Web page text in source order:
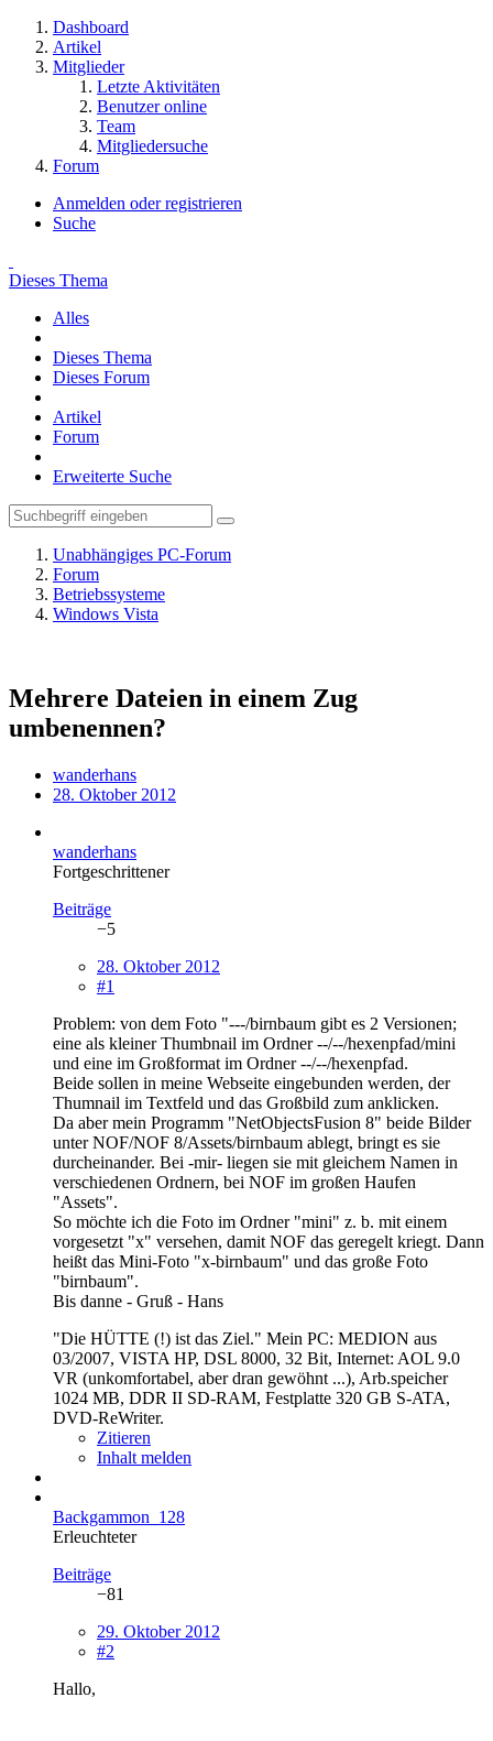
Dashboard
Artikel
Mitglieder
Letzte Aktivitäten
Benutzer online
Team
Mitgliedersuche
Forum
Anmelden oder registrieren
Suche
Dieses Thema
Alles
Dieses Thema
Dieses Forum
Artikel
Forum
Erweiterte Suche
Unabhängiges PC-Forum
Forum
Betriebssysteme
Windows Vista
Mehrere Dateien in einem Zug
umbenennen?
wanderhans
28. Oktober 2012
wanderhans
Fortgeschrittener
Beiträge
−5
28. Oktober 2012
#1
Problem: von dem Foto "---/birnbaum gibt es 2 Versionen;
eine als kleiner Thumbnail im Ordner --/--/hexenpfad/mini
und eine im Großformat im Ordner --/--/hexenpfad.
Beide sollen in meine Webseite eingebunden werden, der
Thumnail im Textfeld und das Großbild zum anklicken.
Da aber mein Programm "NetObjectsFusion 8" beide Bilder
unter NOF/NOF 8/Assets/birnbaum ablegt, bringt es sie
durcheinander. Bei -mir- liegen sie mit gleichem Namen in
verschiedenen Ordnern, bei NOF im großen Haufen
"Assets".
So möchte ich die Foto im Ordner "mini" z. b. mit einem
vorgesetzt "x" versehen, damit NOF das geregelt kriegt. Dann
heißt das Mini-Foto "x-birnbaum" und das große Foto
"birnbaum".
Bis danne - Gruß - Hans
"Die HÜTTE (!) ist das Ziel." Mein PC: MEDION aus
03/2007, VISTA HP, DSL 8000, 32 Bit, Internet: AOL 9.0
VR (unkomfortabel, aber dran gewöhnt ...), Arb.speicher
1024 MB, DDR II SD-RAM, Festplatte 320 GB S-ATA,
DVD-ReWriter.
Zitieren
Inhalt melden
Backgammon_128
Erleuchteter
Beiträge
−81
29. Oktober 2012
#2
Hallo,